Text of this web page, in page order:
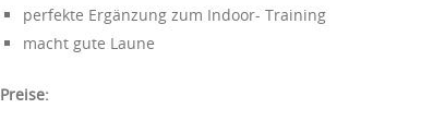
perfekte Ergänzung zum Indoor- Training
macht gute Laune
Preise: